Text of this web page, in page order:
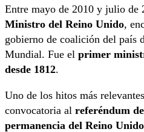
Entre mayo de 2010 y julio de
Ministro del Reino Unido,
gobierno de coalición del país
Mundial. Fue el primer
desde 1812.
Uno de los hitos más
convocatoria al referéndum
permanencia del Reino